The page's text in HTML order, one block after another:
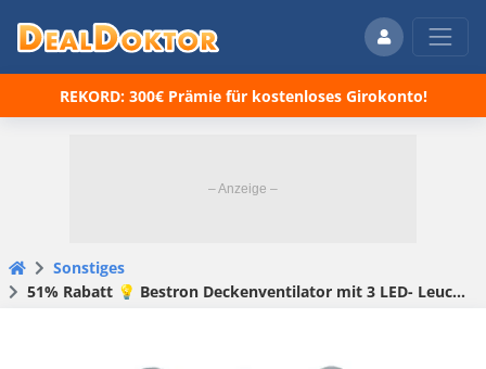
REKORD: 300€ Prämie für kostenloses Girokonto!
Sonstiges
51% Rabatt 💡 Bestron Deckenventilator mit 3 LED- Leuchten